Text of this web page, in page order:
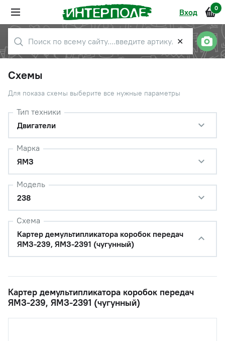
Вход 0
✕
Схемы
Для показа схемы выберите все нужные параметры
Тип техники
Двигатели
Марка
ЯМЗ
Модель
238
Схема
Картер демультипликатора коробок передач
ЯМЗ-239, ЯМЗ-2391 (чугунный)
Картер демультипликатора коробок передач
ЯМЗ-239, ЯМЗ-2391 (чугунный)